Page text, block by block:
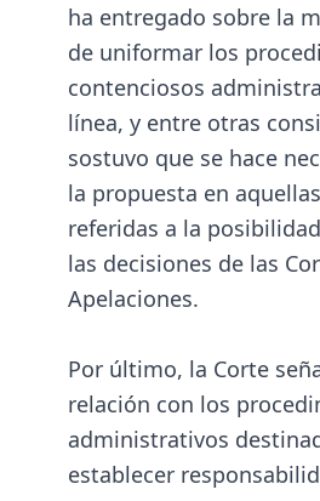
ha entregado sobre la
de uniformar los
contenciosos
línea, y entre otras
sostuvo que se hace
la propuesta en
referidas a la
las decisiones de las
Apelaciones.
Por último, la Corte
relación con los
administrativos
establecer